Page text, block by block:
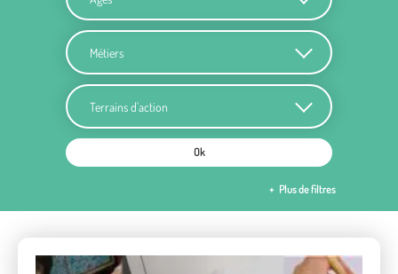
Métiers
Terrains d'action
Ok
Plus de filtres